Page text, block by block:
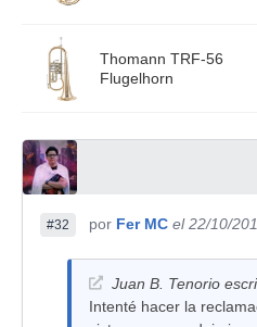
Thomann TRF-56
Flugelhorn
#32 por Fer MC el 22/10/
Juan B. Tenorio
Intenté hacer la